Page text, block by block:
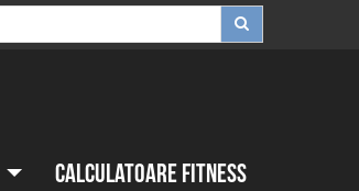
Calculatoare fitness